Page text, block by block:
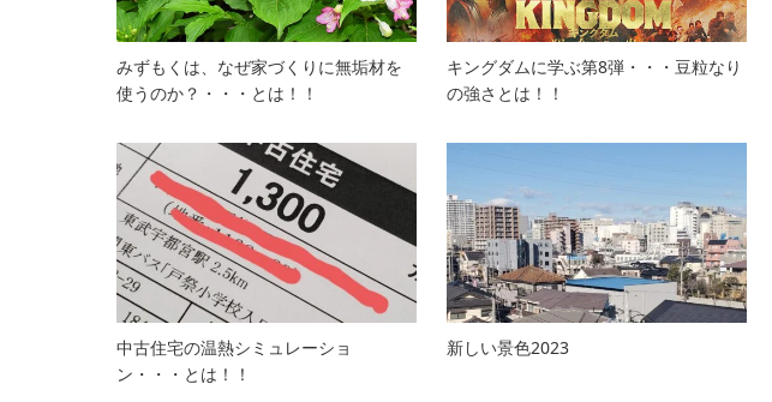
みずもくは、なぜ家づくりに無垢材を
使うのか？・・・とは！！
キングダムに学ぶ第8弾・・・豆粒なり
の強さとは！！
中古住宅の温熱シミュレーショ
ン・・・とは！！
新しい景色2023